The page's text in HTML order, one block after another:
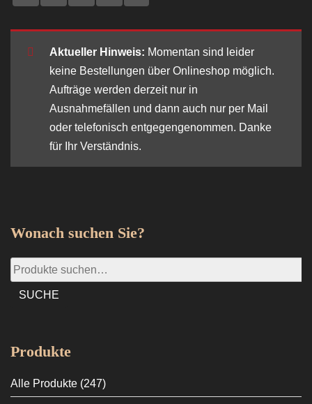
Aktueller Hinweis: Momentan sind leider
keine Bestellungen über Onlineshop möglich.
Aufträge werden derzeit nur in
Ausnahmefällen und dann auch nur per Mail
oder telefonisch entgegengenommen. Danke
für Ihr Verständnis.
Wonach suchen Sie?
Suche
nach:
SUCHE
Produkte
Alle Produkte (247)